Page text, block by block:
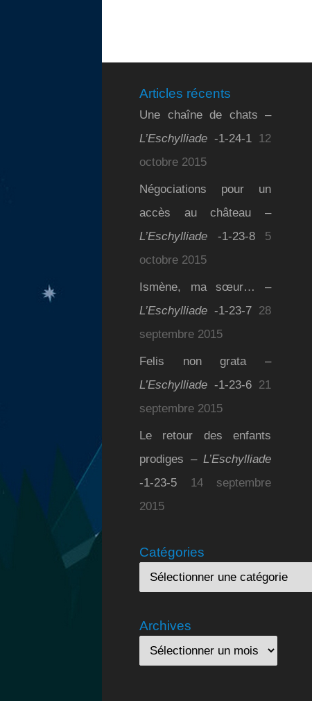
Articles récents
Une chaîne de chats –
L’Eschylliade -1-24-1
12
octobre 2015
Négociations pour un
accès au château –
L’Eschylliade -1-23-8
5
octobre 2015
Ismène, ma sœur… –
L’Eschylliade -1-23-7 28
septembre 2015
Felis non grata –
L’Eschylliade -1-23-6 21
septembre 2015
Le retour des enfants
prodiges –L’Eschylliade
-1-23-5
14 septembre
2015
Catégories
Archives